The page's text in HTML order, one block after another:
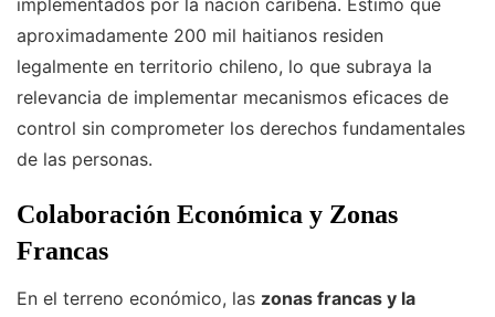
implementados por la nación caribeña. Estimó que
aproximadamente 200 mil haitianos residen
legalmente en territorio chileno, lo que subraya la
relevancia de implementar mecanismos eficaces de
control sin comprometer los derechos fundamentales
de las personas.
Colaboración Económica y Zonas
Francas
En el terreno económico, las zonas francas y la